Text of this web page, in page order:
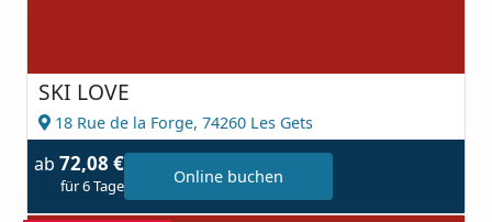
SKI LOVE
18 Rue de la Forge, 74260 Les Gets
ab 72,08 €
für 6 Tage Online buchen